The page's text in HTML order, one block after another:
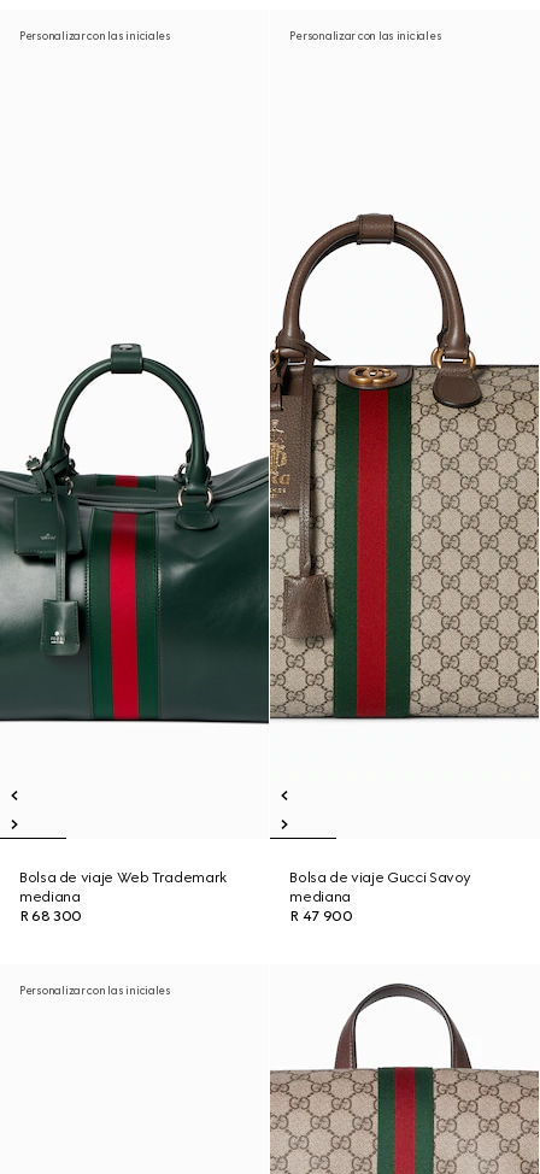
Personalizar con las iniciales
Bolsa de viaje Web Trademark
mediana
R 68 300
Personalizar con las iniciales
Bolsa de viaje Gucci Savoy
mediana
R 47 900
Personalizar con las iniciales